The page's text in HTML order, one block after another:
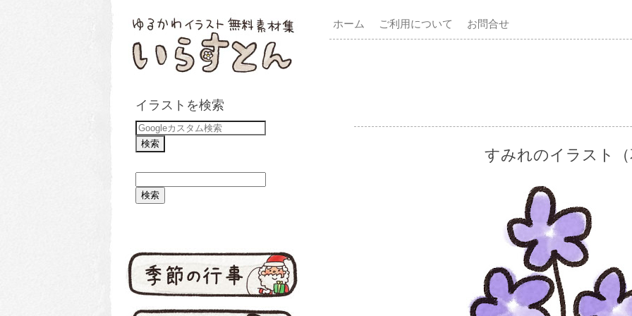
イラストを検索
ホーム ご利用について お問合せ
すみれのイラスト